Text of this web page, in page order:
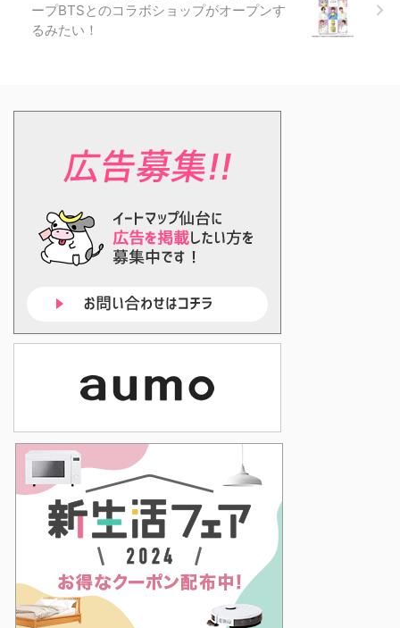
ープBTSとのコラボショップがオープンす
るみたい！